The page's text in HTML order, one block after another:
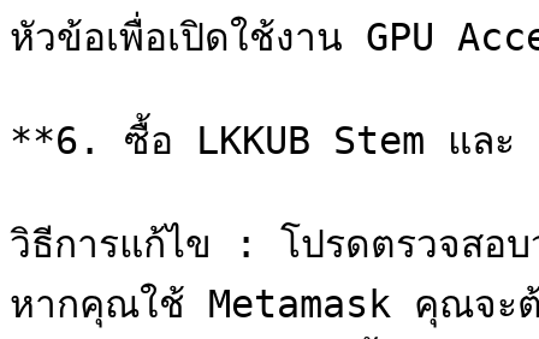
หัวข้อเพื่อเปิดใช้งาน GPU
**6. ซื้อ LKKUB Stem และ
วิธีการแก้ไข : โปรดตรวจสอ
หากคุณใช้ Metamask คุณจะต้